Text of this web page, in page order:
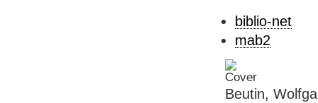
biblio-net
mab2
Beutin,